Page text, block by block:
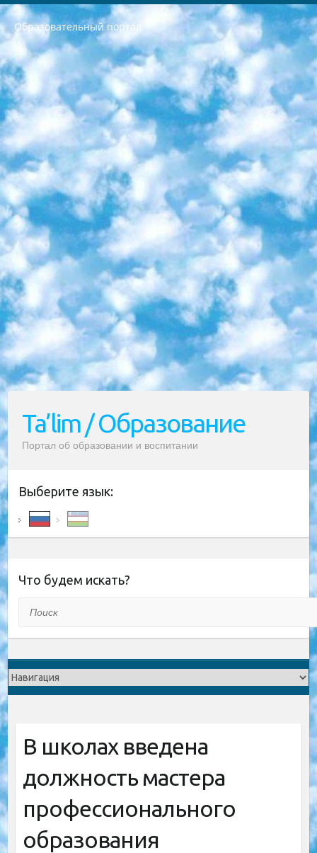
Образовательный портал
РЕСПУБЛИКА УЗБЕКИСТАН МИНИСТРЕРСТВО ДОШКОЛЬНОГО И ШКОЛЬНОГО ОБРАЗОВАНИЯ КОМАНДА в общеобразовательных учреждениях в 2023-2024 учебном году организация и проведение итоговой государственной аттестации обучающихся о Министра дошкольного и школьного образования Республики Узбекистан от 4 марта 2008 года (постановлением Минюста от 20 марта 2008 года № 1778 государственной регистрации) «Итоговое состояние учащихся общего среднего образования на основании положения об утверждении положения об аттестации общего среднего образования выпускной экзамен студентов в образовательных учреждениях в 2023-2024 учебном году В целях организации и прохождения аттестации приказываю: 1. Следующее: перечень предметов, по которым будет проводиться итоговая государственная аттестация и экзамен формы перевода согласно приложению 1; сертификаты международного образца, оценивающие уровень владения иностранными языками перечень согласно приложению 2; 2. Педагогический при специализированных образовательных учреждениях. научно-практический центр квалификации и международной оценки (Д.Давидова) 2024 г. До 25 марта: задания по предметам, по которым будет проводиться итоговая аттестация разработка и утверждение технических условий; итоговая аттестация на основании разработанного предметного задания разработка вопросов по предметам (устно и письменно), экзамен передача; общеобразовательные средние школы и специальные учебные заведения учащиеся выпускных классов школ и интернатов в агентской системе подготовка базы данных экзаменационных материалов и критериев оценки; перевод базы экзаменационных материалов на все языки обучения подать в Республиканский образовательный центр для изготовления; варианты экзаменов на основе разработанных контрольных материалов пусть будут поставлены задачи формирования. 3. Республиканский образовательный центр (Ш.Худайкулов) до 5 апреля 2024 года. до: база данных предоставленных экзаменационных материалов на все языки обучения перевод и экспертиза; для слепых, слабовидящих, глухих, слабослышащих и умственно отсталых детей учащиеся выпускных классов специализированных школ и школ-интернатов база данных экзаменационных материалов на всех преподаваемых языках подготовка критериев оценки; специализированные школы для умственно отсталых детей и технологии для учащихся выпускных классов школ-интернатов разработка соответствующих рекомендаций и критериев проведения ЕГЭ по естествознанию давать задания. 4. Педагогический при специализированных образовательных учреждениях. Научно-практический центр навыков и международной оценки (Д.Давидова), Республика образовательный центр (Худайкулов Ш.) итоговый государственный аттестационный экзамен ориентирован на творческое и логическое мышление при подготовке базы материалов учитывать введение заданий. 5. Следует отметить, что: сертификат государственного образца о знании общеобразовательного предмета и как минимум национальный уровень B1 по предметам на иностранных языках, указанным в Приложении 2. или международно признанный сертификат эквивалентного уровня студенты, изучающие определенный предмет, освобождаются от экзамена; по соответствующим предметам запланирована итоговая государственная аттестация за день до дня, путем жеребьевки Рабочей группой (в письменной форме по предметам, проводимым в форме) из числа сформированных вариантов выбрано 2 варианта; 2 выбранных варианта экзамена анонсированы на официальном сайте министерства и все выпускники по всей стране на основе этих вариантов проводит итоговую государственную аттестацию. 6. Государственное образование учащихся средних общеобразовательных учреждений. знания в соответствии с квалификационными требованиями, которые необходимо приобрести на основании стандартов итоговый (выпускной) контроль для 9 и 11 классов в целях тестирования Экзамены (далее – экзамены) состоят из предметов, перечисленных в приложении 1. будет сделано. 7. Экзамены пройдут с 26 мая по 15 июня 2024 г. (кроме науки физического воспитания). 8. Физическая для учащихся 9 классов общесредних образовательных учреждений. Экзамены по предмету «Образование, квалификация медицина» 1-6 мая 2024 года. сотрудники перевести под присмотр (с отклонениями в физическом или умственном развитии) специализированная школа для детей, школы-интернаты и со сколиозом школы-интернаты санаторного типа для больных детей исключены). 9. Он был слепым, слабовидящим и имел нарушения опорно-двигательного аппарата. экзамены в специализированных школах и интернатах для детей должны проводиться исходя из требований, предъявляемых к общеобразовательным учреждениям (физкультура кроме науки). 10. Специализированная школа для глухих и слабослышащих детей. и экзамены в интернатах и быть реализован в виде письменного теста по математике. 11. Специальность для умственно отсталых детей. Для 9 класса Родной язык и литературное письмо Государственный язык (язык обучения – узбекский). для неклассов) написано Математическое письмо Письменная/устная история Узбекистана Физическое воспитание практично Итоговый контроль Для 11 класса Написание родного языка и литературы (эссе) Математическое письмо Узбекский язык (обучение на узбекском языке) не посещающее общее среднее образование для учреждений)/Образовательное учреждение выбор письменный и устный Иностранный язык письменный/устный Письменная/устная история Узбекистана *По выбору студента:  Химия  Физика  Основы государственного права  География 10 бесплатных образовательных ресурсов - Мы составили подборку онлайн-проектов с интерактивными упражнениями, видеолекциями и статьями. Они помогут вам обрести новые и освежить старые знания бесплатно. 1. «ИНТУИТ» Старейшая образовательная площадка Рунета. Здесь вы найдёте сотни текстовых и видеокурсов на десятки различных тем — от программирования до психологии. Многие курсы подготовлены российскими университетами и крупными международными компаниями вроде Intel и Microsoft. Самостоятельное обучение бесплатное, но желающие могут оплатить услуги персональных наставников. 2. «Смартия» знакомит с актуальными профессиями и подсказывает, как им обучаться. Выбрав заинтересовавшую вас специальность — SMM-специалист, фотограф, веб-дизайнер или другую, — увидите список необходимых для неё умений. Чтобы вы могли освоить их самостоятельно, для каждого умения площадка отображает подборку ссылок на учебные материалы. Хотя «Смартия» ориентируется на русскоязычную аудиторию, часть контента всё же доступна только на английском. 3. «Лекторий Физтеха» Проект Московского физико-технического института (Физтеха). С его помощью вы можете смотреть онлайн серии лекций, записанные на видео в этом вузе. В числе доступных предметов — физика, биология, химия, информационные технологии и другие. К некоторым лекциям администрация ресурса прилагает готовые конспекты, которые можно скачивать в PDF-формате. 4. ITMOcourses Онлайн-площадка Санкт-Петербургского национального исследовательского университета информационных технологий, механики и оптики (ИТМО). Ресурс предоставляет свободный доступ к курсам, разработанным в этом вузе. Каталог материалов разбит на четыре категории: «Оптические системы и технологии», «Приборостроение и робототехника», «Информационные технологии» и «Биотехнологии». Курсы состоят из видеолекций, интерактивных демонстраций и заданий. 5. «КиберЛенинка» Электронная научная библиотека открытого доступа. Каталог площадки регулярно обрастает текстами статей из различных научных изданий. Сгруппированные по журналам и рубрикам публикации можно читать онлайн или скачивать целиком в PDF-формате. Проект нацелен на популяризацию науки за счёт открытого доступа к качественной информации. 6. «ПостНаука» На этом ресурсе публикуют подборки видеолекций, составленные экспертами из разных отраслей и объединённые общими темами. Среди них, к примеру, есть серии «Биоинформатика и геномика», «Культура средневековой Скандинавии» и Cinema Studies о теории кино. Каждая подборка лекций — логически связанная история, рассказанная экспертом от первого лица. Кроме того, на сайте появляются научно-образовательные статьи и тесты на разные темы. 7. «Newочём» Команда проекта «Newочём» отбирает самые интересные тексты из англоязычных СМИ и переводит те из них, за которые голосуют участники сообщества «ВКонтакте». По большей части это научно-популярные статьи. Редакторы придумывают лишь заголовки, в остальном содержание переводов соответствует оригиналам. Полные тексты можно читать прямо в социальной сети. 8. InternetUrok Онлайн-база материалов по основным дисциплинам школьной программы. Информация на сайте структурирована по классам, предметам и темам (урокам). Каждый урок состоит из видеолекций и конспектов. Есть также интерактивные тренажёры и тесты для закрепления пройденного материала. Даже если вы давно окончили школу, возможность повторить программу старших классов всегда может пригодиться. 9. Edutainme Ещё один ресурс об образовании. В отличие от Newtonew, как мне кажется, Edutainme больше ориентируется на представителей индустрии: педагогов, предпринимателей, разработчиков образовательных проектов. Но и любой, кто просто стремится к саморазвитию, найдёт на сайте много полезного и интересного для себя. Например, информацию о новых курсах и образовательных сервисах. 10. Newtonew Онлайн-медиа об образовании и обучении в широком смысле. Авторы Newtonew пишут об инструментах, заведениях, тактиках и стратегиях, которые помогают учить других и получать новые знания самостоятельно. На этой площадке вы найдёте новости, обзоры, аналитические мат
Ta’lim / Образование
Портал об образовании и воспитании
Выберите язык:
Что будем искать?
В школах введена
должность мастера
профессионального
образования